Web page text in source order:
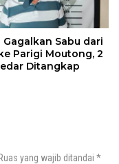
Gagalkan Sabu dari
Parigi Moutong, 2
Ditangkap
Ruas yang wajib ditandai *